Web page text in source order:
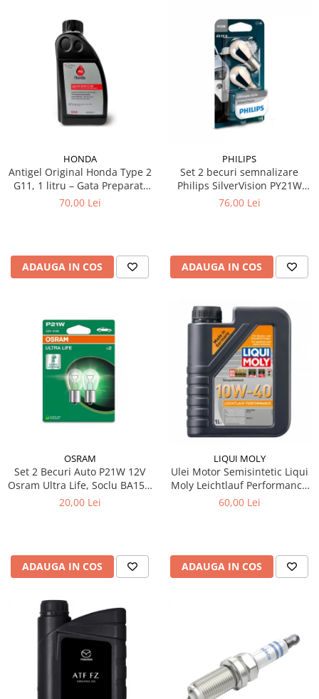
Auxiliare Halogen
Auxiliare LED
Adaptoare LED
Accesorii electronice auto
Camere Auto DVR
Senzori de Parcare
Odorizante Auto
Parfum Original
HONDA
Antigel Original Honda Type 2
G11, 1 litru – Gata Preparat,
All Season, Protecție -36°C
70,00 Lei
ADAUGA IN COS
PHILIPS
Set 2 becuri semnalizare
Philips SilverVision PY21W
BAU15s 12V 21W
76,00 Lei
ADAUGA IN COS
OSRAM
Set 2 Becuri Auto P21W 12V
Osram Ultra Life, Soclu BA15s,
Durata de Viata Extinsa (4x),
20,00 Lei
ADAUGA IN COS
LIQUI MOLY
Ulei Motor Semisintetic Liqui
Moly Leichtlauf Performance
10W-40 1 litru
60,00 Lei
ADAUGA IN COS